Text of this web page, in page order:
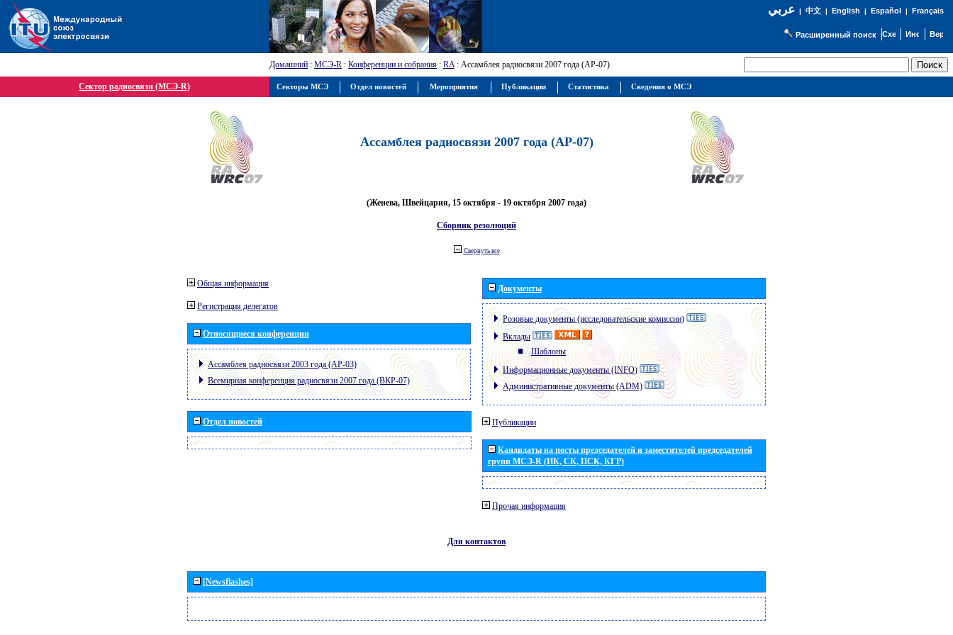
عربي| 中文| English | Español | Français
Расширенный поиск
Домашний : МСЭ-R : Конференции и собрания : RA: Ассамблея радиосвязи 2007 года (АР-07)
Сектор радиосвязи (МСЭ-R)
Ассамблея радиосвязи 2007 года (АР-07)
(Женева, Швейцария, 15 октября - 19 октября 2007 года)
Сборник резолюций
Свернуть все
Общая информация
Регистрация делегатов
Относящиеся конференции
Ассамблея радиосвязи 2003 года (АР-03)
Всемирная конференция радиосвязи 2007 года (ВКР-07)
Отдел новостей
Документы
Розовые документы (исследовательские комиссии)
Вклады
Шаблоны
Информационные документы (INFO)
Административные документы (ADM)
Публикации
Кандидаты на посты председателей и заместителей председателей
групп МСЭ-R (ИК, СК, ПСК, КГР)
Прочая информация
Для контактов
[Newsflashes]
Секторы МСЭ Отдел новостей Мероприятия Публикации Статистика Сведения о МСЭ